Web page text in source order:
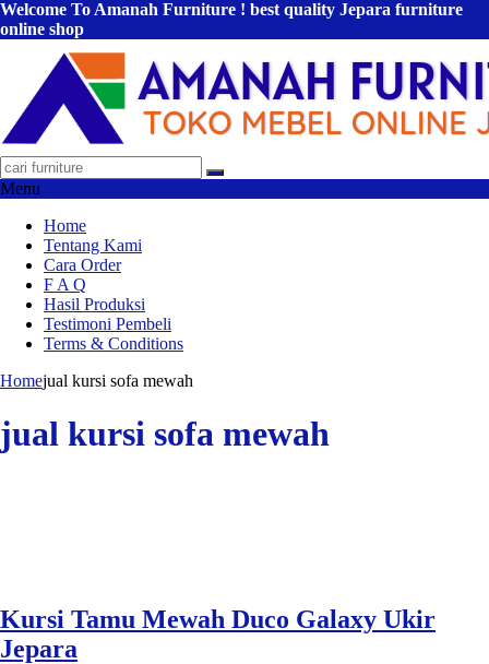
Welcome To Amanah Furniture ! best quality Jepara furniture
online shop
Menu
Home
Tentang Kami
Cara Order
F A Q
Hasil Produksi
Testimoni Pembeli
Terms & Conditions
Homejual kursi sofa mewah
jual kursi sofa mewah
Kursi Tamu Mewah Duco Galaxy Ukir
Jepara